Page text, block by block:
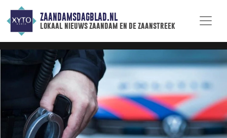
ZAANDAMSDAGBLAD.NL
lokaal nieuws zaandam en de zaanstreek